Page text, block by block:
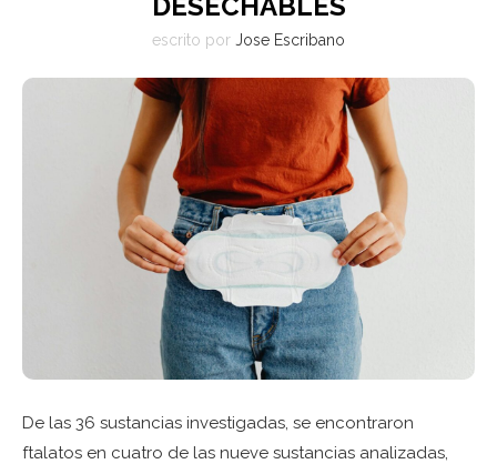
escrito por Jose Escribano
De las 36 sustancias investigadas, se encontraron
ftalatos en cuatro de las nueve sustancias analizadas,